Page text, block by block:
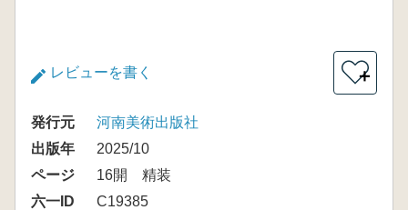
レビューを書く ＋
発行元
河南美術出版社
出版年
2025/10
ページ
16開 精装
六一ID
C19385